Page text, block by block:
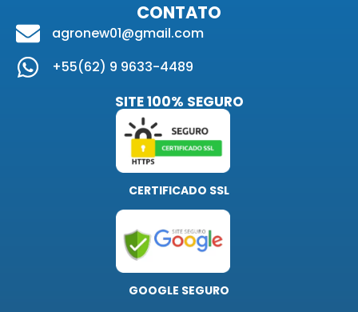
CONTATO
agronew01@gmail.com
+55(62) 9 9633-4489
SITE 100% SEGURO
CERTIFICADO SSL
GOOGLE SEGURO